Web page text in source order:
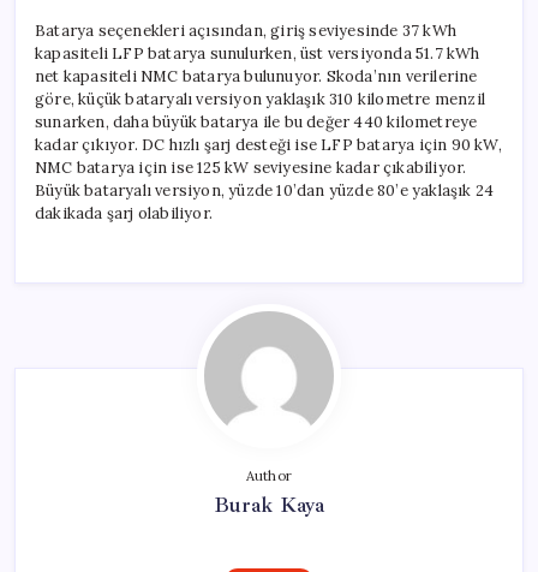
Batarya seçenekleri açısından, giriş seviyesinde 37 kWh
kapasiteli LFP batarya sunulurken, üst versiyonda 51.7 kWh
net kapasiteli NMC batarya bulunuyor. Skoda’nın verilerine
göre, küçük bataryalı versiyon yaklaşık 310 kilometre menzil
sunarken, daha büyük batarya ile bu değer 440 kilometreye
kadar çıkıyor. DC hızlı şarj desteği ise LFP batarya için 90 kW,
NMC batarya için ise 125 kW seviyesine kadar çıkabiliyor.
Büyük bataryalı versiyon, yüzde 10’dan yüzde 80’e yaklaşık 24
dakikada şarj olabiliyor.
Author
Burak Kaya